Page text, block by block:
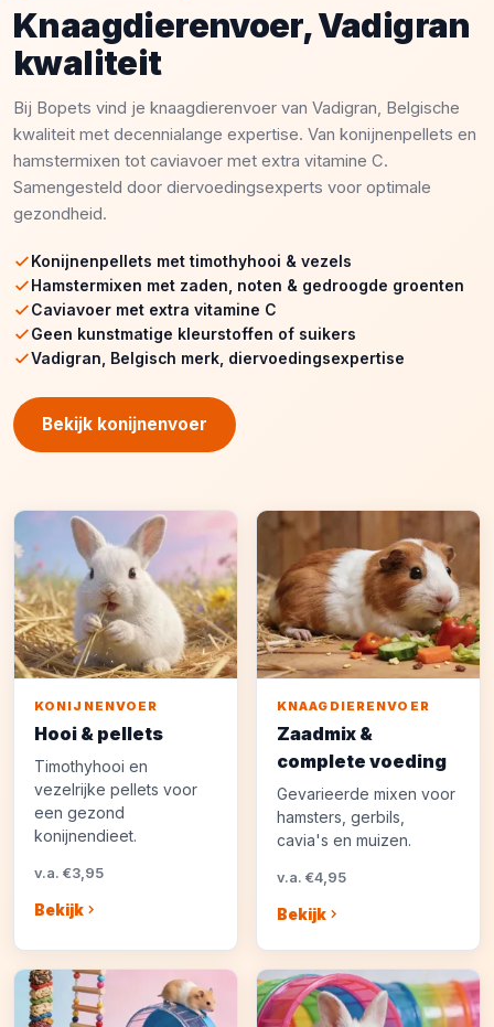
Knaagdierenvoer, Vadigran
kwaliteit
Bij Bopets vind je knaagdierenvoer van Vadigran, Belgische
kwaliteit met decennialange expertise. Van konijnenpellets en
hamstermixen tot caviavoer met extra vitamine C.
Samengesteld door diervoedingsexperts voor optimale
gezondheid.
Konijnenpellets met timothyhooi & vezels
Hamstermixen met zaden, noten & gedroogde groenten
Caviavoer met extra vitamine C
Geen kunstmatige kleurstoffen of suikers
Vadigran, Belgisch merk, diervoedingsexpertise
Bekijk konijnenvoer
KONIJNENVOER
Hooi & pellets
Timothyhooi en
vezelrijke pellets voor
een gezond
konijnendieet.
v.a. €3,95
Bekijk
KNAAGDIERENVOER
Zaadmix &
complete voeding
Gevarieerde mixen voor
hamsters, gerbils,
cavia's en muizen.
v.a. €4,95
Bekijk